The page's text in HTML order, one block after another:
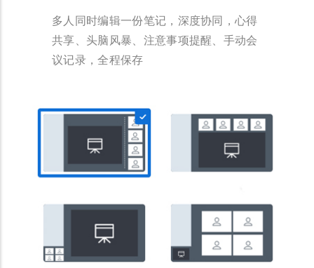
多人同时编辑一份笔记，深度协同，心得
共享、头脑风暴、注意事项提醒、手动会
议记录，全程保存